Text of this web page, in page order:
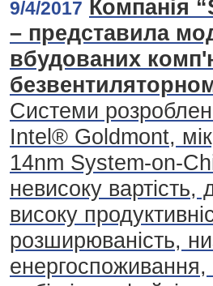
9/4/2017 Компанія
– представила
вбудованих
Системи
Intel® Goldmont,
14nm System-on-
невисоку вартість,
високу
розширюваність,
енергоспоживання,